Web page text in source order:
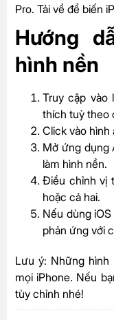
Pro. Tải về để biến
Hướng
hình nền
Truy cập vào
thích tuỳ theo
Click vào hình
Mở ứng dụng
làm hình nền.
Điều chỉnh vị
hoặc cả hai.
Nếu dùng
phản ứng với
Lưu ý: Những hình
mọi iPhone. Nếu
tùy chỉnh nhé!